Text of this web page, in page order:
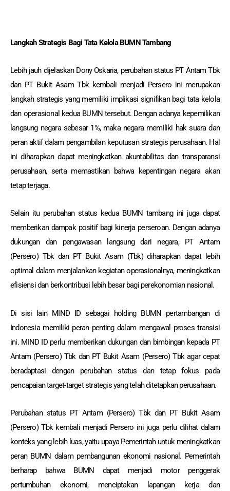
Langkah Strategis Bagi Tata Kelola BUMN Tambang
Lebih jauh dijelaskan Dony Oskaria, perubahan status PT Antam Tbk
dan PT Bukit Asam Tbk kembali menjadi Persero ini merupakan
langkah strategis yang memiliki implikasi signifikan bagi tata kelola
dan operasional kedua BUMN tersebut. Dengan adanya kepemilikan
langsung negara sebesar 1%, maka negara memiliki hak suara dan
peran aktif dalam pengambilan keputusan strategis perusahaan. Hal
ini diharapkan dapat meningkatkan akuntabilitas dan transparansi
perusahaan, serta memastikan bahwa kepentingan negara akan
tetap terjaga.
Selain itu perubahan status kedua BUMN tambang ini juga dapat
memberikan dampak positif bagi kinerja perseroan. Dengan adanya
dukungan dan pengawasan langsung dari negara, PT Antam
(Persero) Tbk dan PT Bukit Asam (Tbk) diharapkan dapat lebih
optimal dalam menjalankan kegiatan operasionalnya, meningkatkan
efisiensi dan berkontribusi lebih besar bagi perekonomian nasional.
Di sisi lain MIND ID sebagai holding BUMN pertambangan di
Indonesia memiliki peran penting dalam mengawal proses transisi
ini. MIND ID perlu memberikan dukungan dan bimbingan kepada PT
Antam (Persero) Tbk dan PT Bukit Asam (Persero) Tbk agar cepat
beradaptasi dengan perubahan status dan tetap fokus pada
pencapaian target-target strategis yang telah ditetapkan perusahaan.
Perubahan status PT Antam (Persero) Tbk dan PT Bukit Asam
(Persero) Tbk kembali menjadi Persero ini juga perlu dilihat dalam
konteks yang lebih luas, yaitu upaya Pemerintah untuk meningkatkan
peran BUMN dalam pembangunan ekonomi nasional. Pemerintah
berharap bahwa BUMN dapat menjadi motor penggerak
pertumbuhan ekonomi, menciptakan lapangan kerja dan